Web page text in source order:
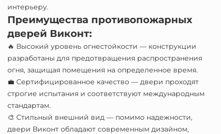
интерьеру.
Преимущества противопожарных
дверей Виконт:
🔥 Высокий уровень огнестойкости — конструкции
разработаны для предотвращения распространения
огня, защищая помещения на определенное время.
💼 Сертифицированное качество — двери проходят
строгие испытания и соответствуют международным
стандартам.
🎨 Стильный внешний вид — помимо надежности,
двери Виконт обладают современным дизайном,